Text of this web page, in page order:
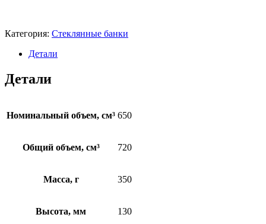
Категория: Стеклянные банки
Детали
Детали
Номинальный объем, см³ 650
Общий объем, см³ 720
Масса, г 350
Высота, мм 130